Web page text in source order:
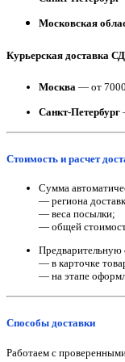
Московская
Курьерская доставка
Москва — от
Санкт-Петербург
Стоимость и расчет
Сумма
— региона
— веса посылки;
— общей
Предварительную
— в карточке
— на этапе
Способы доставки
Работаем с